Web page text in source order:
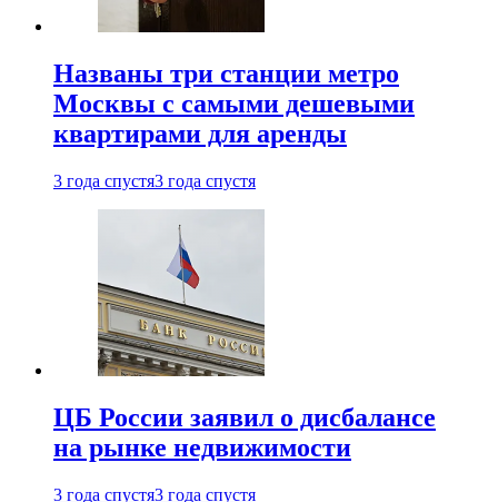
Названы три станции метро
Москвы с самыми дешевыми
квартирами для аренды
3 года спустя3 года спустя
ЦБ России заявил о дисбалансе
на рынке недвижимости
3 года спустя3 года спустя